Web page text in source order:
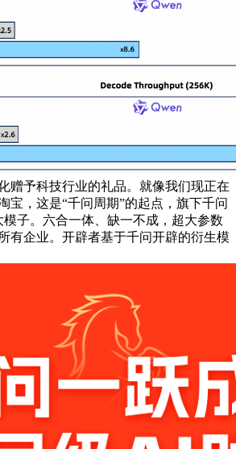
赠予科技行业的礼品。就像我们现正在
宝，这是“千问周期”的起点，旗下千问
模子。六合一体、缺一不成，超大参数
有企业。开辟者基于千问开辟的衍生模